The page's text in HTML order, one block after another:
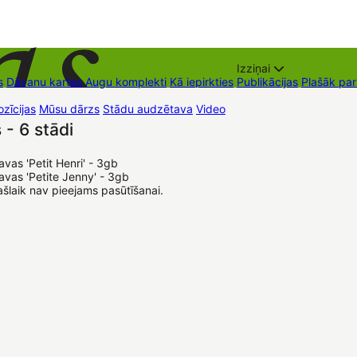
Dāvanu kartes Augu komplekti Kā iepirkties
Izziņai
Publikācijas Plašāk
Mūsu dārzs Stādu audzētava Video
- 6 stādi
'Petit Henri' - 3gb
'Petite Jenny' - 3gb
nav pieejams pasūtīšanai.